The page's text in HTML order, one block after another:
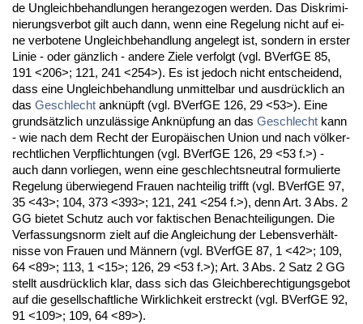
de Un­gleich­be­hand­lun­gen her­an­ge­zo­gen wer­den. Das Dis­kri­mi­
nie­rungs­ver­bot gilt auch dann, wenn ei­ne Re­ge­lung nicht auf ei­
ne ver­bo­te­ne Un­gleich­be­hand­lung an­ge­legt ist, son­dern in ers­ter
Li­nie - oder gänz­lich - an­de­re Zie­le ver­folgt (vgl. BVerfGE 85,
191 <206>; 121, 241 <254>). Es ist je­doch nicht ent­schei­dend,
dass ei­ne Un­gleich­be­hand­lung un­mit­tel­bar und aus­drück­lich an
das Ge­schlecht an­knüpft (vgl. BVerfGE 126, 29 <53>). Ei­ne
grundsätz­lich un­zulässi­ge An­knüpfung an das Ge­schlecht kann
- wie nach dem Recht der Eu­ropäischen Uni­on und nach völker­
recht­li­chen Ver­pflich­tun­gen (vgl. BVerfGE 126, 29 <53 f.>) -
auch dann vor­lie­gen, wenn ei­ne ge­schlechts­neu­tral for­mu­lier­te
Re­ge­lung über­wie­gend Frau­en nach­tei­lig trifft (vgl. BVerfGE 97,
35 <43>; 104, 373 <393>; 121, 241 <254 f.>), denn Art. 3 Abs. 2
GG bie­tet Schutz auch vor fak­ti­schen Be­nach­tei­li­gun­gen. Die
Ver­fas­sungs­norm zielt auf die An­glei­chung der Le­bens­verhält­
nis­se von Frau­en und Männern (vgl. BVerfGE 87, 1 <42>; 109,
64 <89>; 113, 1 <15>; 126, 29 <53 f.>); Art. 3 Abs. 2 Satz 2 GG
stellt aus­drück­lich klar, dass sich das Gleich­be­rech­ti­gungs­ge­bot
auf die ge­sell­schaft­li­che Wirk­lich­keit er­streckt (vgl. BVerfGE 92,
91 <109>; 109, 64 <89>).